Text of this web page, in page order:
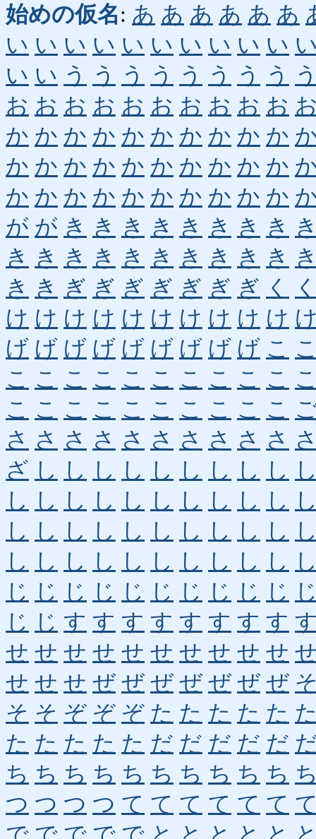
始めの仮名: あ あ あ あ あ あ
い い い い い い い い い い
い い う う う う う う う う
お お お お お お お お お お
か か か か か か か か か か
か か か か か か か か か か
か か か か か か か か か か
が が き き き き き き き き
き き き き き き き き き き
き き ぎ ぎ ぎ ぎ ぎ ぎ ぎ く
け け け け け け け け け け
げ げ げ げ げ げ げ げ げ こ
こ こ こ こ こ こ こ こ こ こ
こ こ こ こ こ こ こ こ こ こ
さ さ さ さ さ さ さ さ さ さ
ざ し し し し し し し し し
し し し し し し し し し し
し し し し し し し し し し
し し し し し し し し し し
じ じ じ じ じ じ じ じ じ じ
じ じ す す す す す す す す
せ せ せ せ せ せ せ せ せ せ
せ せ せ ぜ ぜ ぜ ぜ ぜ ぜ ぜ
そ そ ぞ ぞ ぞ た た た た た
た た た た た だ だ だ だ だ
ち ち ち ち ち ち ち ち ち ち
つ つ つ つ て て て て て て